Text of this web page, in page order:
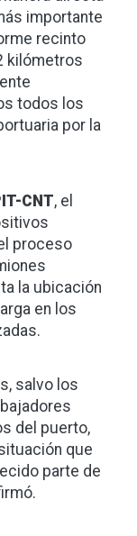
importante
recinto
kilómetros
todos los
por la
CNT, el
proceso
la ubicación
en los
salvo los
del puerto,
que
parte de